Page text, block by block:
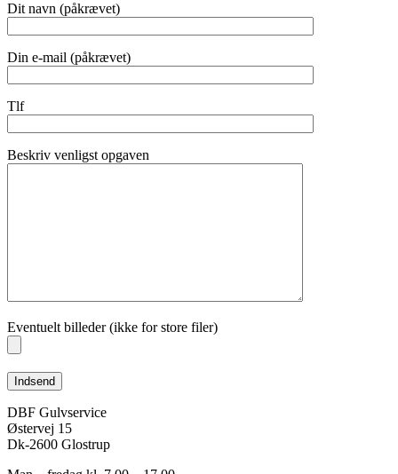
Dit navn (påkrævet)
Din e-mail (påkrævet)
Tlf
Beskriv venligst opgaven
Eventuelt billeder (ikke for store filer)
DBF Gulvservice
Østervej 15
Dk-2600 Glostrup